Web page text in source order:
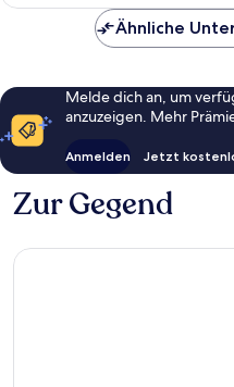
Ähnliche
Melde dich an, um
anzuzeigen. Mehr
Anmelden Jetzt
Zur Gegend